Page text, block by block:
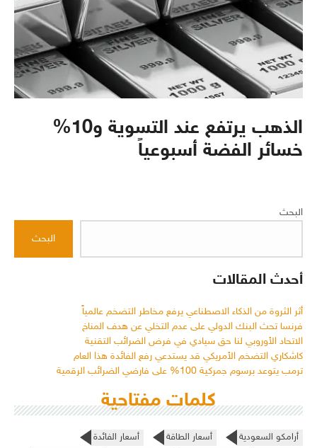
الذهب يرتفع عند التسوية و10%
خسائر الفضة أسبوعياً
البحث
البحث
أحدث المقالات
أثر الثروة من الذكاء الاصطناعي يرفع مخاطر التضخم عالمياً
فرنسا تحث البنك الدولي على عدم التخلي عن هدف المناخ
الاتحاد الأوروبي لنا حق سيادي في فرض الضرائب التقنية
كاشكاري التضخم الأمريكي قد يستدعي رفع الفائدة هذا العام
ترمب يتوعد برسوم جمركية 100% على فارضي الضرائب الرقمية
كلمات مفتاحية
أرامكو السعودية أسعار الطاقة
أسعار الفائدة